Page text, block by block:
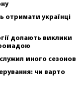
отримати українці
долають виклики
много сезонов
чи варто